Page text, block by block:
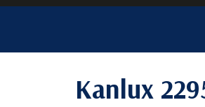
Kanlux